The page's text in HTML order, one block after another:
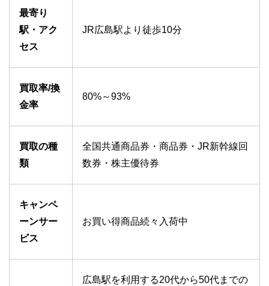
最寄り
駅・アク
セス
JR広島駅より徒歩10分
買取率/換
金率
80%～93%
買取の種
類
全国共通商品券・商品券・JR新幹線回
数券・株主優待券
キャンペ
ーンサー
ビス
お買い得商品続々入荷中
広島駅を利用する20代から50代までの